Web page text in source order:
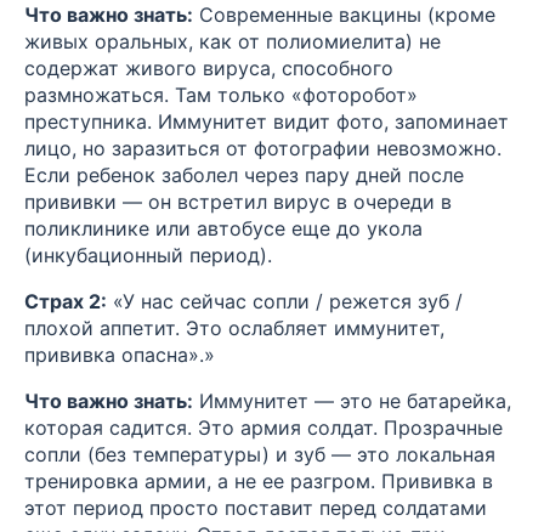
Что важно знать: Современные вакцины (кроме
живых оральных, как от полиомиелита) не
содержат живого вируса, способного
размножаться. Там только «фоторобот»
преступника. Иммунитет видит фото, запоминает
лицо, но заразиться от фотографии невозможно.
Если ребенок заболел через пару дней после
прививки — он встретил вирус в очереди в
поликлинике или автобусе еще до укола
(инкубационный период).
Страх 2: «У нас сейчас сопли / режется зуб /
плохой аппетит. Это ослабляет иммунитет,
прививка опасна».»
Что важно знать: Иммунитет — это не батарейка,
которая садится. Это армия солдат. Прозрачные
сопли (без температуры) и зуб — это локальная
тренировка армии, а не ее разгром. Прививка в
этот период просто поставит перед солдатами